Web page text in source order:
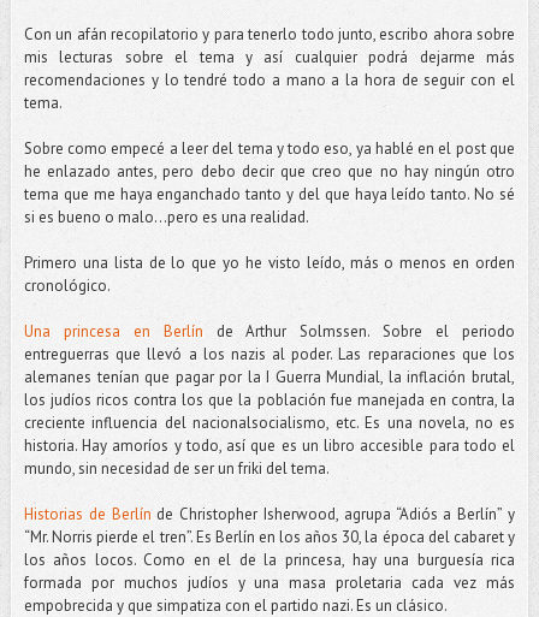
Con un afán recopilatorio y para tenerlo todo junto, escribo ahora sobre
mis lecturas sobre el tema y así cualquier podrá dejarme más
recomendaciones y lo tendré todo a mano a la hora de seguir con el
tema.
Sobre como empecé a leer del tema y todo eso, ya hablé en el post que
he enlazado antes, pero debo decir que creo que no hay ningún otro
tema que me haya enganchado tanto y del que haya leído tanto. No sé
si es bueno o malo...pero es una realidad.
Primero una lista de lo que yo he visto leído, más o menos en orden
cronológico.
Una princesa en Berlín de Arthur Solmssen. Sobre el periodo
entreguerras que llevó a los nazis al poder. Las reparaciones que los
alemanes tenían que pagar por la I Guerra Mundial, la inflación brutal,
los judíos ricos contra los que la población fue manejada en contra, la
creciente influencia del nacionalsocialismo, etc. Es una novela, no es
historia. Hay amoríos y todo, así que es un libro accesible para todo el
mundo, sin necesidad de ser un friki del tema.
Historias de Berlín de Christopher Isherwood, agrupa “Adiós a Berlín” y
“Mr. Norris pierde el tren”. Es Berlín en los años 30, la época del cabaret y
los años locos. Como en el de la princesa, hay una burguesía rica
formada por muchos judíos y una masa proletaria cada vez más
empobrecida y que simpatiza con el partido nazi. Es un clásico.